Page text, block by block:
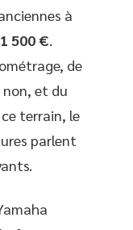
à
1 500 €.
de
et du
terrain, le
parlent